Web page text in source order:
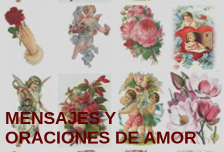
MENSAJES Y
ORACIONES DE AMOR